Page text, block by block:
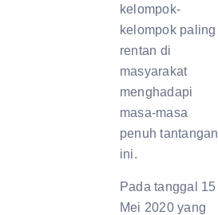
kelompok-
kelompok paling
rentan di
masyarakat
menghadapi
masa-masa
penuh tantangan
ini.
Pada tanggal 15
Mei 2020 yang